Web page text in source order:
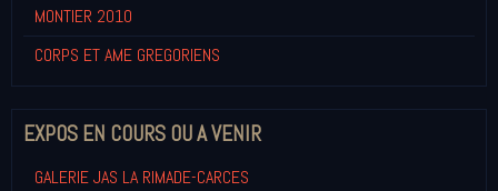
MONTIER 2010
CORPS ET AME GREGORIENS
EXPOS EN COURS OU A VENIR
GALERIE JAS LA RIMADE-CARCES